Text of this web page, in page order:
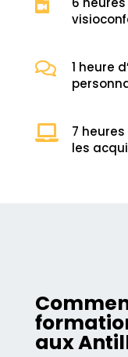


1 heure

7
les
aux